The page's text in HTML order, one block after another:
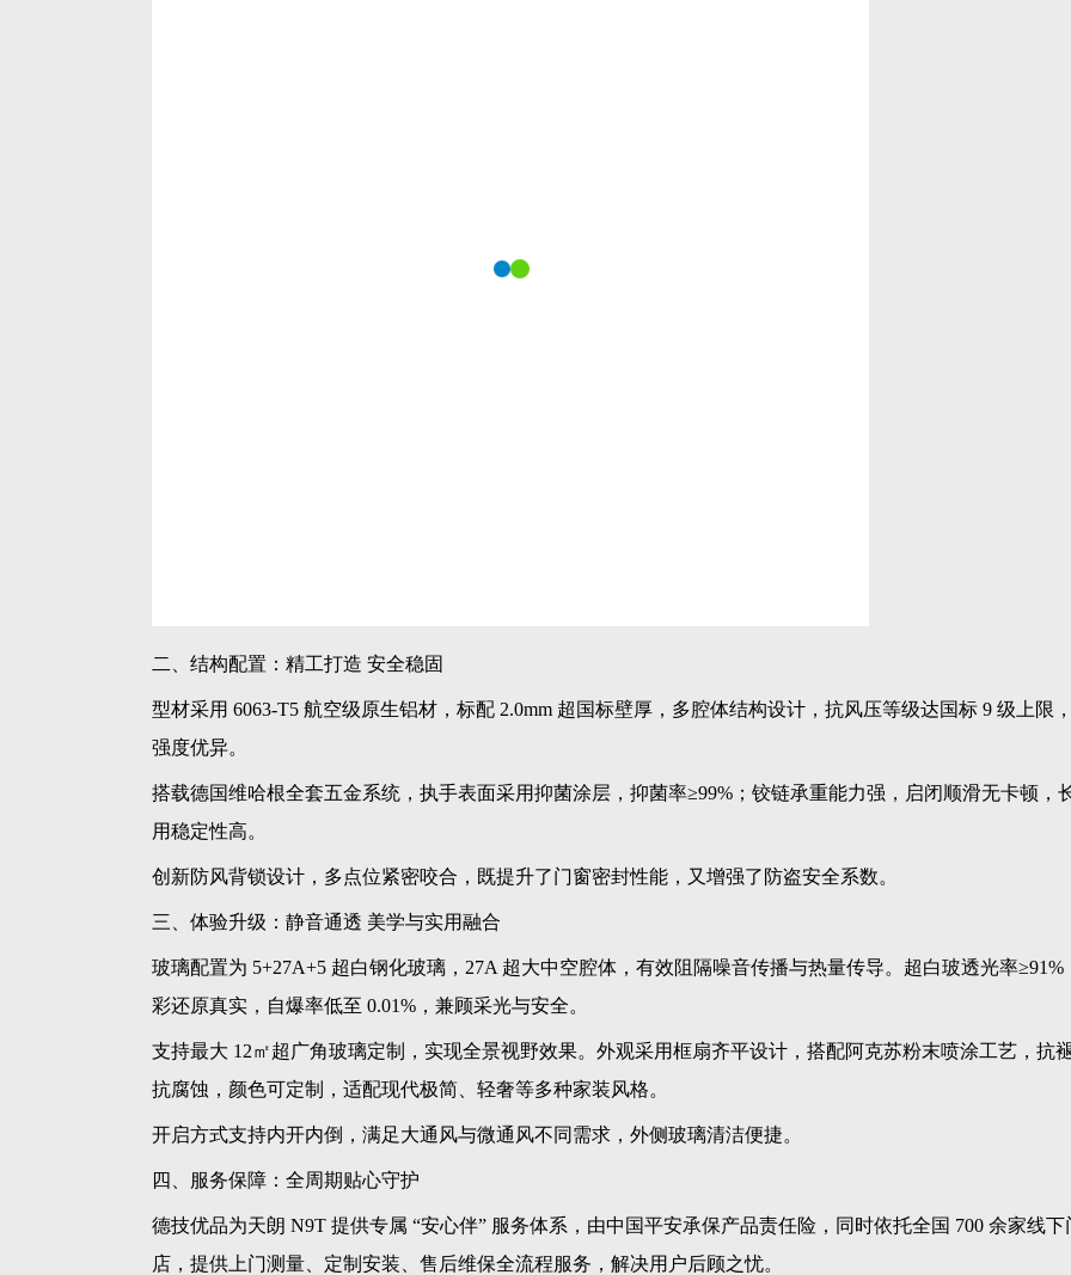
二、结构配置：精工打造 安全稳固
型材采用 6063-T5 航空级原生铝材，标配 2.0mm 超国标壁厚，多腔体结构设计，抗风压等级达国标 9 级上限
强度优异。
搭载德国维哈根全套五金系统，执手表面采用抑菌涂层，抑菌率≥99%；铰链承重能力强，启闭顺滑无卡顿，
用稳定性高。
创新防风背锁设计，多点位紧密咬合，既提升了门窗密封性能，又增强了防盗安全系数。
三、体验升级：静音通透 美学与实用融合
玻璃配置为 5+27A+5 超白钢化玻璃，27A 超大中空腔体，有效阻隔噪音传播与热量传导。超白玻透光率≥91%
彩还原真实，自爆率低至 0.01%，兼顾采光与安全。
支持最大 12㎡超广角玻璃定制，实现全景视野效果。外观采用框扇齐平设计，搭配阿克苏粉末喷涂工艺，抗
抗腐蚀，颜色可定制，适配现代极简、轻奢等多种家装风格。
开启方式支持内开内倒，满足大通风与微通风不同需求，外侧玻璃清洁便捷。
四、服务保障：全周期贴心守护
德技优品为天朗 N9T 提供专属 “安心伴” 服务体系，由中国平安承保产品责任险，同时依托全国 700 余家线下
店，提供上门测量、定制安装、售后维保全流程服务，解决用户后顾之忧。